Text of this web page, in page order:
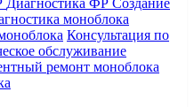
моноблока
Консультация по
обслуживание
ремонт моноблока